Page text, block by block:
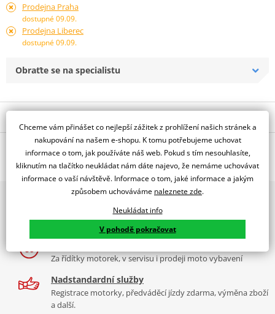
Prodejna Praha
dostupné 09.09.
Prodejna Liberec
dostupné 09.09.
Obraťte se na specialistu
Jsme autorizovaný
dealer značky All Balls Racing
Ložisko oka zadního tlumiče.
All Balls Racing je americká společnost dodávající
. Její produkty jsou vyráběny a dodávány
společností Power Sport Industries, lidmi kteří opravdu rozumějí
ložiskům.Více informací o značce
Zobrazit všechny produktyznačky All Balls Racing
2x multibrand showroom
9 značek motocyklů, servis, oblečení, doplňky i náhradní
díly, to vše v Praze a Liberci
Za řídítky motorek, v servisu i prodeji moto vybavení
Nadstandardní služby
Registrace motorky, předváděcí jízdy zdarma, výměna zboží
a další.
Chceme vám přinášet co nejlepší zážitek z prohlížení našich stránek a
nakupování na našem e-shopu. K tomu potřebujeme uchovat
informace o tom, jak používáte náš web. Pokud s tím nesouhlasíte,
kliknutím na tlačítko neukládat nám dáte najevo, že nemáme uchovávat
informace o vaší návštěvě. Informace o tom, jaké informace a jakým
způsobem uchováváme naleznete zde.
Neukládat info
V pohodě pokračovat